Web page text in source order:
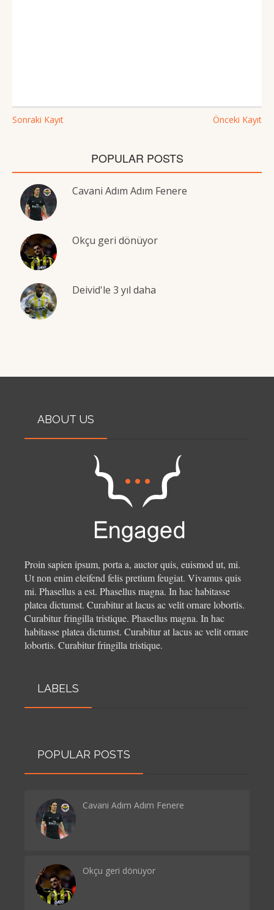
Sonraki Kayıt Önceki Kayıt
POPULAR POSTS
Cavani Adım Adım Fenere
Okçu geri dönüyor
Deivid'le 3 yıl daha
ABOUT US
Proin sapien ipsum, porta a, auctor quis, euismod ut, mi.
Ut non enim eleifend felis pretium feugiat. Vivamus quis
mi. Phasellus a est. Phasellus magna. In hac habitasse
platea dictumst. Curabitur at lacus ac velit ornare lobortis.
Curabitur fringilla tristique. Phasellus magna. In hac
habitasse platea dictumst. Curabitur at lacus ac velit ornare
lobortis. Curabitur fringilla tristique.
LABELS
POPULAR POSTS
Cavani Adım Adım Fenere
Okçu geri dönüyor